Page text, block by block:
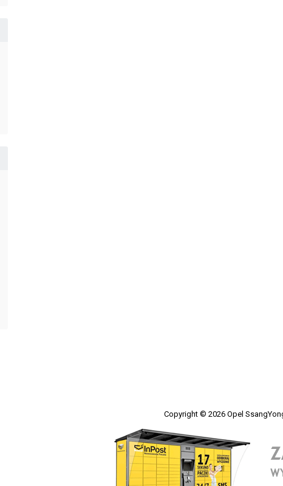
Copyright © 2026 Opel